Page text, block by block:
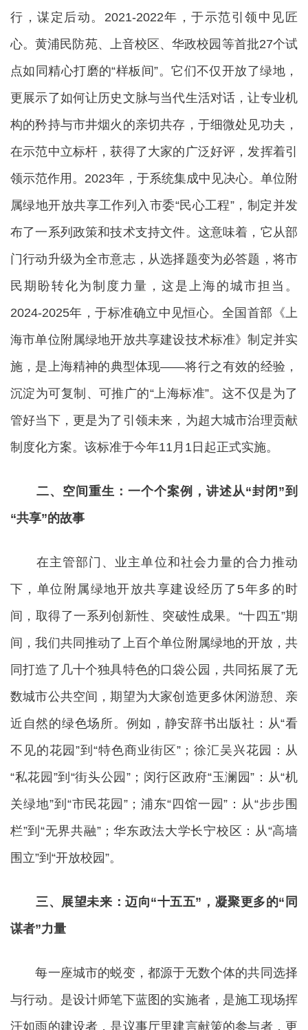
行，谋定后动。2021-2022年，于示范引领中见匠
心。黄浦民防苑、上音校区、华政校园等首批27个试
点如同精心打磨的“样板间”。它们不仅开放了绿地，
更展示了如何让历史文脉与当代生活对话，让专业机
构的矜持与市井烟火的亲切共存，于细微处见功夫，
在示范中立标杆，获得了大家的广泛好评，发挥着引
领示范作用。2023年，于系统集成中见决心。单位附
属绿地开放共享工作列入市委“民心工程”，制定并发
布了一系列政策和技术支持文件。这意味着，它从部
门行动升级为全市意志，从选择题变为必答题，将市
民期盼转化为制度力量，这是上海的城市担当。
2024-2025年，于标准确立中见恒心。全国首部《上
海市单位附属绿地开放共享建设技术标准》制定并实
施，是上海精神的典型体现——将行之有效的经验，
沉淀为可复制、可推广的“上海标准”。这不仅是为了
管好当下，更是为了引领未来，为超大城市治理贡献
制度化方案。该标准于今年11月1日起正式实施。
二、空间重生：一个个案例，讲述从“封闭”到
“共享”的故事
在主管部门、业主单位和社会力量的合力推动
下，单位附属绿地开放共享建设经历了5年多的时
间，取得了一系列创新性、突破性成果。“十四五”期
间，我们共同推动了上百个单位附属绿地的开放，共
同打造了几十个独具特色的口袋公园，共同拓展了无
数城市公共空间，期望为大家创造更多休闲游憩、亲
近自然的绿色场所。例如，静安辞书出版社：从“看
不见的花园”到“特色商业街区”；徐汇吴兴花园：从
“私花园”到“街头公园”；闵行区政府“玉澜园”：从“机
关绿地”到“市民花园”；浦东“四馆一园”：从“步步围
栏”到“无界共融”；华东政法大学长宁校区：从“高墙
围立”到“开放校园”。
三、展望未来：迈向“十五五”，凝聚更多的“同
谋者”力量
每一座城市的蜕变，都源于无数个体的共同选择
与行动。是设计师笔下蓝图的实施者，是施工现场挥
汗如雨的建设者，是议事厅里建言献策的参与者，更